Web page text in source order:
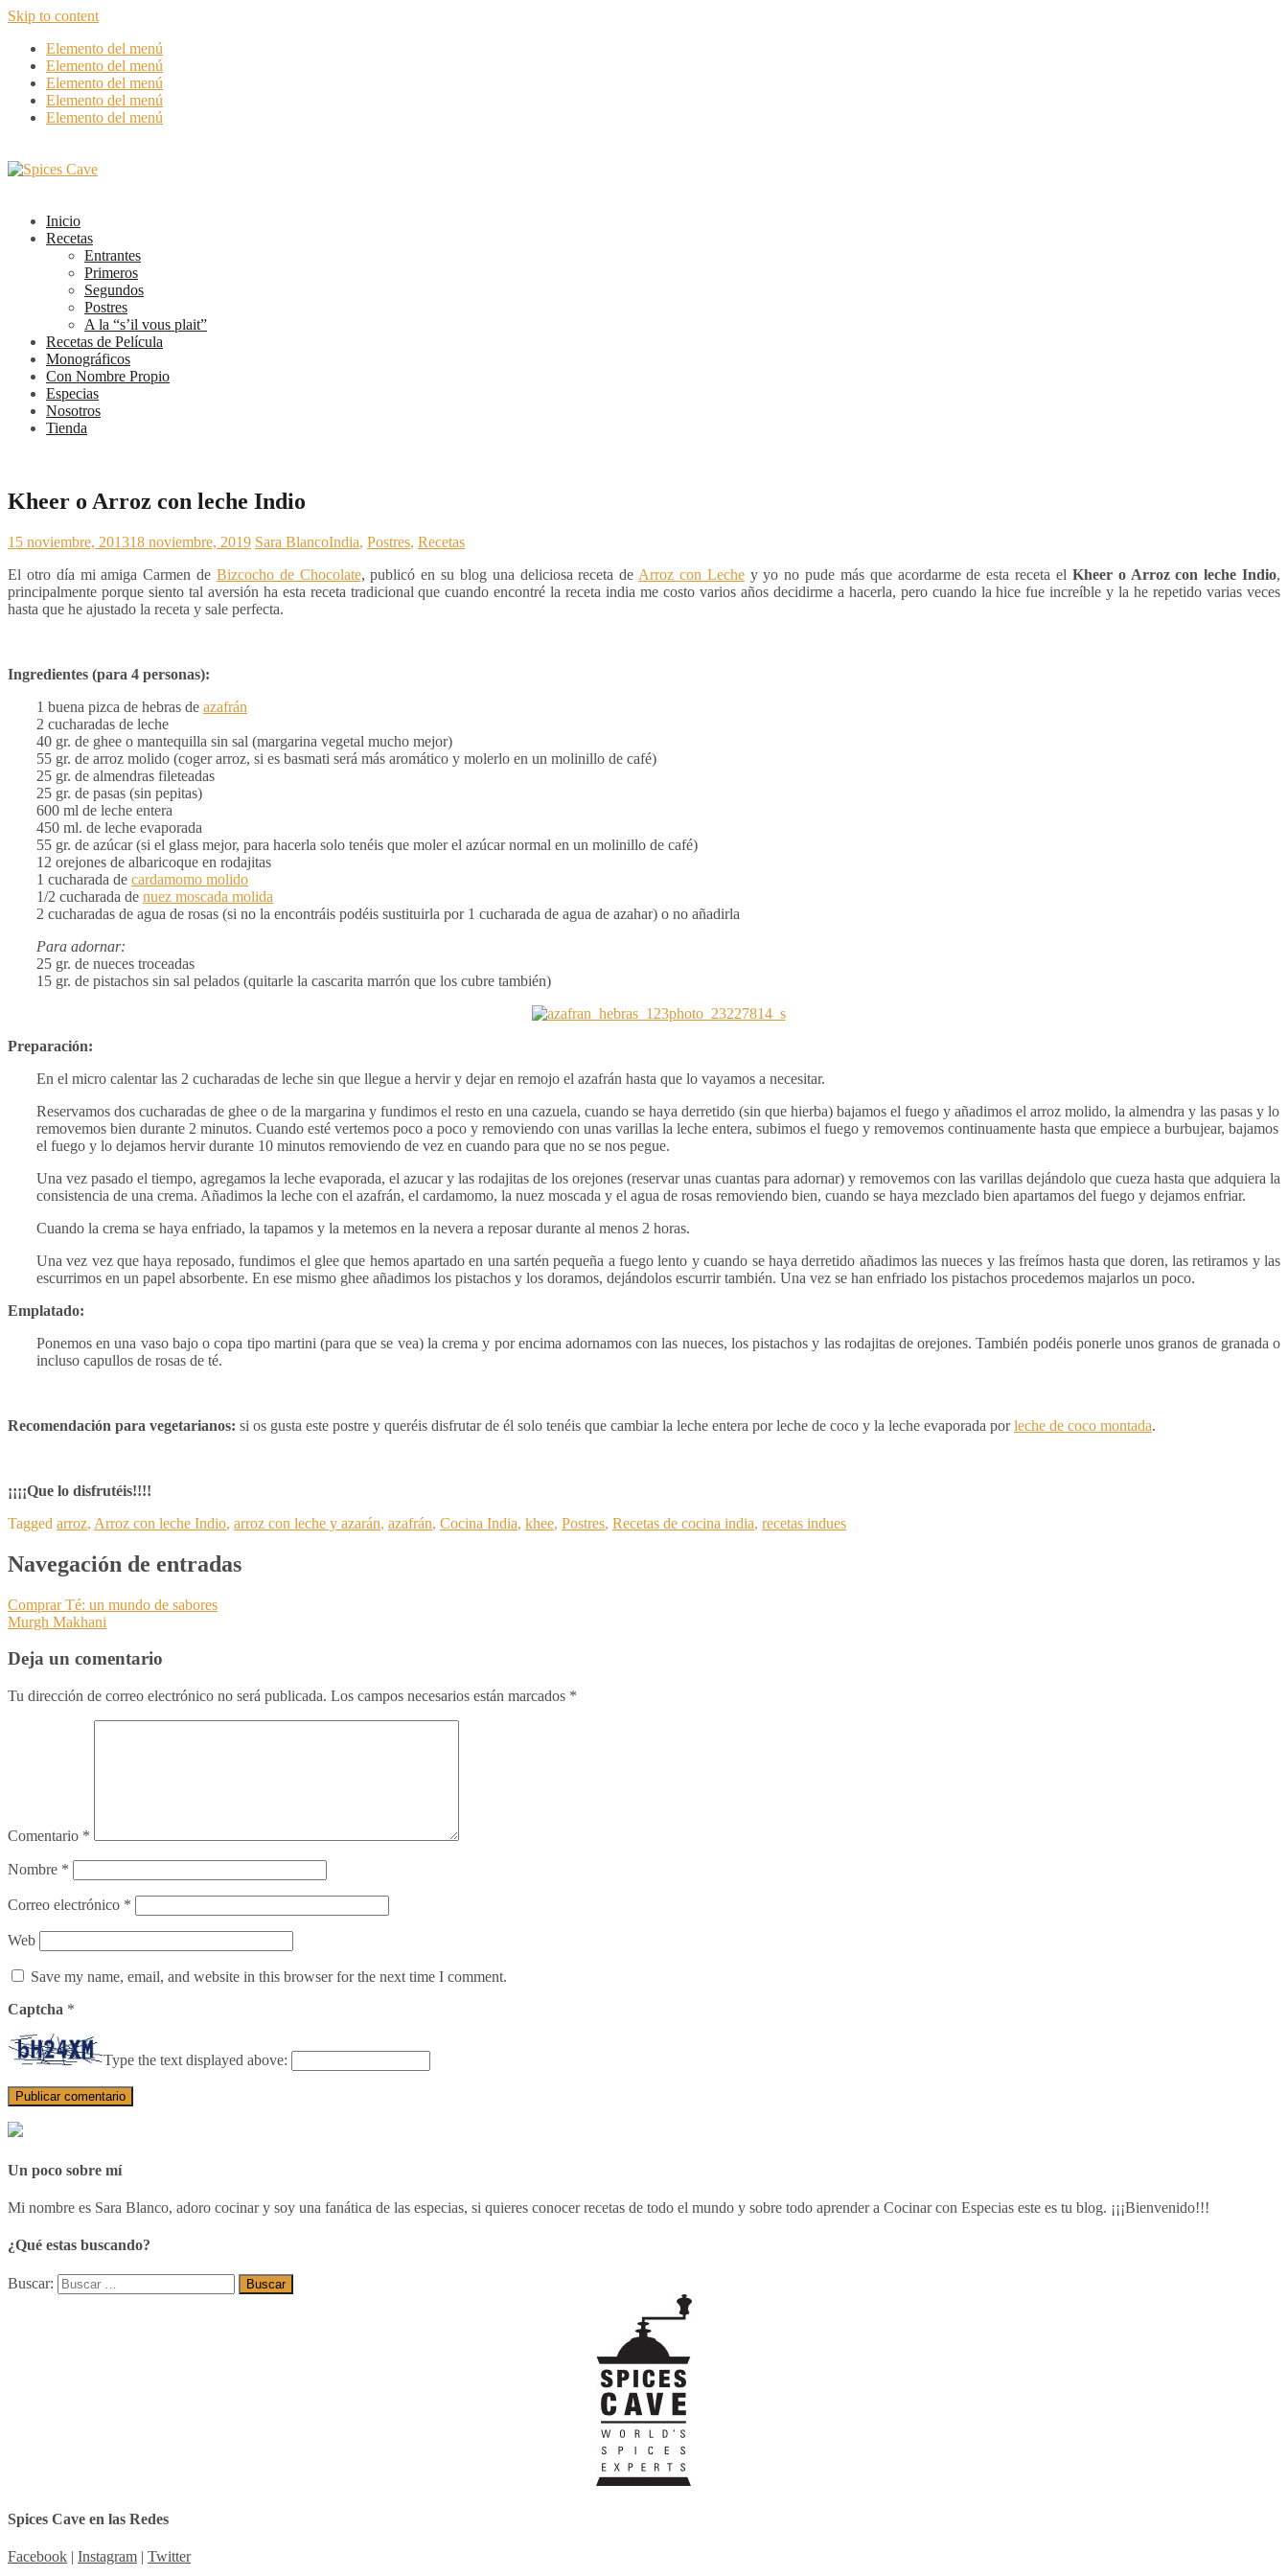
Skip to content
Elemento del menú
Elemento del menú
Elemento del menú
Elemento del menú
Elemento del menú
Inicio
Recetas
Entrantes
Primeros
Segundos
Postres
A la “s’il vous plait”
Recetas de Película
Monográficos
Con Nombre Propio
Especias
Nosotros
Tienda
Kheer o Arroz con leche Indio
15 noviembre, 201318 noviembre, 2019 Sara BlancoIndia, Postres, Recetas
El otro día mi amiga Carmen de Bizcocho de Chocolate, publicó en su blog una deliciosa receta de Arroz con Lechey yo no pude más que acordarme de esta receta el Kheer o Arroz con leche Indio,
principalmente porque siento tal aversión ha esta receta tradicional que cuando encontré la receta india me costo varios años decidirme a hacerla, pero cuando la hice fue increíble y la he repetido varias veces
hasta que he ajustado la receta y sale perfecta.
Ingredientes (para 4 personas):
1 buena pizca de hebras de azafrán
2 cucharadas de leche
40 gr. de ghee o mantequilla sin sal (margarina vegetal mucho mejor)
55 gr. de arroz molido (coger arroz, si es basmati será más aromático y molerlo en un molinillo de café)
25 gr. de almendras fileteadas
25 gr. de pasas (sin pepitas)
600 ml de leche entera
450 ml. de leche evaporada
55 gr. de azúcar (si el glass mejor, para hacerla solo tenéis que moler el azúcar normal en un molinillo de café)
12 orejones de albaricoque en rodajitas
1 cucharada de cardamomo molido
1/2 cucharada de nuez moscada molida
2 cucharadas de agua de rosas (si no la encontráis podéis sustituirla por 1 cucharada de agua de azahar) o no añadirla
Para adornar:
25 gr. de nueces troceadas
15 gr. de pistachos sin sal pelados (quitarle la cascarita marrón que los cubre también)
Preparación:
En el micro calentar las 2 cucharadas de leche sin que llegue a hervir y dejar en remojo el azafrán hasta que lo vayamos a necesitar.
Reservamos dos cucharadas de ghee o de la margarina y fundimos el resto en una cazuela, cuando se haya derretido (sin que hierba) bajamos el fuego y añadimos el arroz molido, la almendra y las pasas y lo
removemos bien durante 2 minutos. Cuando esté vertemos poco a poco y removiendo con unas varillas la leche entera, subimos el fuego y removemos continuamente hasta que empiece a burbujear, bajamos
el fuego y lo dejamos hervir durante 10 minutos removiendo de vez en cuando para que no se nos pegue.
Una vez pasado el tiempo, agregamos la leche evaporada, el azucar y las rodajitas de los orejones (reservar unas cuantas para adornar) y removemos con las varillas dejándolo que cueza hasta que adquiera la
consistencia de una crema. Añadimos la leche con el azafrán, el cardamomo, la nuez moscada y el agua de rosas removiendo bien, cuando se haya mezclado bien apartamos del fuego y dejamos enfriar.
Cuando la crema se haya enfriado, la tapamos y la metemos en la nevera a reposar durante al menos 2 horas.
Una vez vez que haya reposado, fundimos el glee que hemos apartado en una sartén pequeña a fuego lento y cuando se haya derretido añadimos las nueces y las freímos hasta que doren, las retiramos y las
escurrimos en un papel absorbente. En ese mismo ghee añadimos los pistachos y los doramos, dejándolos escurrir también. Una vez se han enfriado los pistachos procedemos majarlos un poco.
Emplatado:
Ponemos en una vaso bajo o copa tipo martini (para que se vea) la crema y por encima adornamos con las nueces, los pistachos y las rodajitas de orejones. También podéis ponerle unos granos de granada o
incluso capullos de rosas de té.
Recomendación para vegetarianos: si os gusta este postre y queréis disfrutar de él solo tenéis que cambiar la leche entera por leche de coco y la leche evaporada porleche de coco montada.
¡¡¡¡Que lo disfrutéis!!!!
Tagged arroz, Arroz con leche Indio, arroz con leche y azarán, azafrán, Cocina India, khee, Postres, Recetas de cocina india, recetas indues
Navegación de entradas
Comprar Té: un mundo de sabores
Murgh Makhani
Deja un comentario
Tu dirección de correo electrónico no será publicada. Los campos necesarios están marcados *
Comentario *
Nombre *
Correo electrónico *
Web
Save my name, email, and website in this browser for the next time I comment.
Captcha *
Type the text displayed above:
Un poco sobre mí
Mi nombre es Sara Blanco, adoro cocinar y soy una fanática de las especias, si quieres conocer recetas de todo el mundo y sobre todo aprender a Cocinar con Especias este es tu blog. ¡¡¡Bienvenido!!!
¿Qué estas buscando?
Buscar:
Spices Cave en las Redes
Facebook | Instagram | Twitter